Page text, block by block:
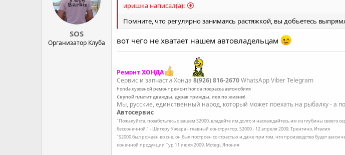
SOS
Организатор Клуба
иришка написал(а):
Помните, что регулярно занимаясь растяжкой, вы добьетесь
вот чего не хватает нашем автовладельцам
Ремонт ХОНДА
Сервис и запчасти Хонда 8(926) 816-2670WhatsApp Viber Telegram
hondaкузовной ремонтремонт hondaпокраска автомобиля
Скупой платит дважды, дурак трижды, лох по жизни!
Мы, русские, единственный народ, который может поехать на рыбалку - а
Автосервис
"Пожалуйста, позаботьтесь о вашем S2000, владейте им долго и наслаждайтесь им из глубины
бесконечной." - Шигеру Уэхара - главный конструктор, S2000 - 12 апреля 2009, Трентино, Италия
"S2000 был рожден во сне, он был построен со страстью и даже при том, что производство будет
конечной продукции Тур 11 июля 2009, Motegi, Япония